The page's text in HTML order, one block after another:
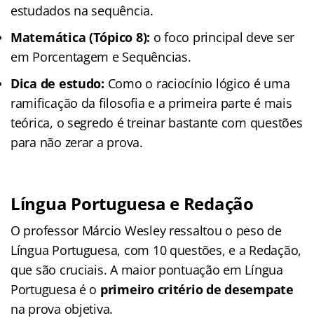
estudados na sequência.
Matemática (Tópico 8): o foco principal deve ser
em Porcentagem e Sequências.
Dica de estudo: Como o raciocínio lógico é uma
ramificação da filosofia e a primeira parte é mais
teórica, o segredo é treinar bastante com questões
para não zerar a prova.
Língua Portuguesa e Redação
O professor Márcio Wesley ressaltou o peso de
Língua Portuguesa, com 10 questões, e a Redação,
que são cruciais. A maior pontuação em Língua
Portuguesa é o primeiro critério de desempate
na prova objetiva.